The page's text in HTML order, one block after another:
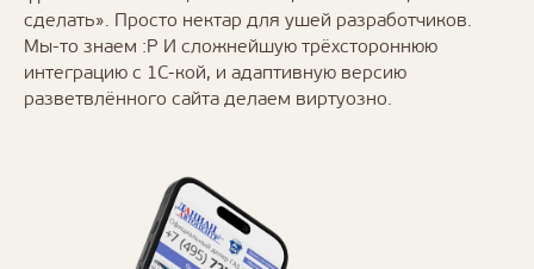
сделать». Просто нектар для ушей разработчиков.
Мы-то знаем :Р И сложнейшую трёхстороннюю
интеграцию с 1С-кой, и адаптивную версию
разветвлённого сайта делаем виртуозно.